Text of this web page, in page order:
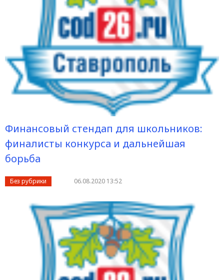
Финансовый стендап для школьников:
финалисты конкурса и дальнейшая
борьба
Без рубрики 06.08.2020 13:52